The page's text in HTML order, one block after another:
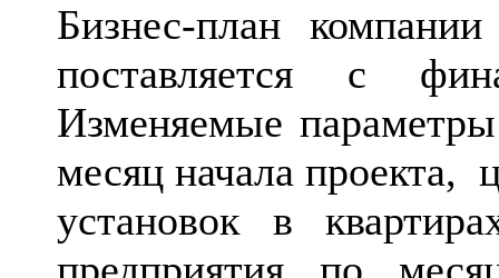
Бизнес-план
поставляется с
Изменяемые
месяц начала проекта,
установок в